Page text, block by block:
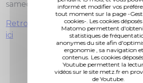
informé et modifier vos
tout moment sur la page -
cookies-. Les cookies
Matomo permettent
statistiques de
anonymes du site afin
ergonomie , sa navigation et
contenus. Les cookies
Youtube permettent la
vidéos sur le site metz.fr en
de Youtube.
samedi de 9 h à 12 h.
Retrouvez toutes les informations
ici